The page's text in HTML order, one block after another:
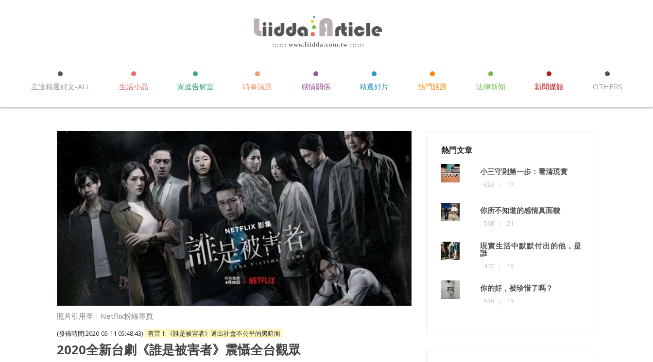
:::::: www.liidda.com.tw ::::::
立達精選好文-ALL 生活小品 家庭告解室 時事議題 感情關係 精選好片 熱門話題 法律新知 新聞媒體 OTHERS
照片引用至｜Netflix粉絲專頁
(發佈時間:2020-05-11 05:48:43) 有雷！《誰是被害者》道出社會不公平的黑暗面
2020全新台劇《誰是被害者》震懾全台觀眾
熱門文章
小三守則第一步：看清現實
623 17
你所不知道的感情真面貌
568 21
現實生活中默默付出的他，是
誰
472 16
你的好，被珍惜了嗎？
539 19